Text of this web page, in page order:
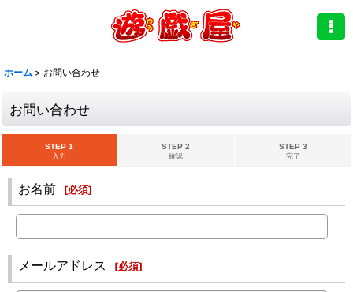
ホーム > お問い合わせ
お問い合わせ
STEP 1
入力
STEP 2
確認
STEP 3
完了
お名前 [必須]
メールアドレス [必須]